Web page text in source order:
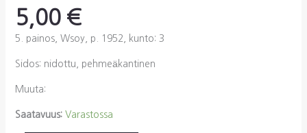
5,00 €
5. painos, Wsoy, p. 1952, kunto: 3
Sidos: nidottu, pehmeäkantinen
Muuta:
Saatavuus: Varastossa